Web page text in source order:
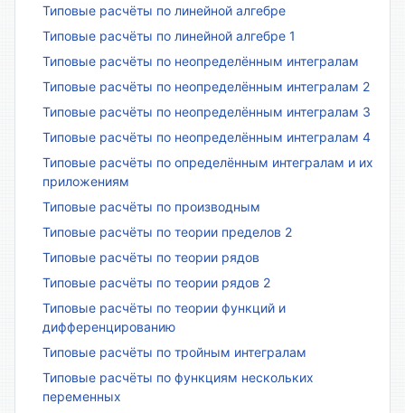
Типовые расчёты по линейной алгебре
Типовые расчёты по линейной алгебре 1
Типовые расчёты по неопределённым интегралам
Типовые расчёты по неопределённым интегралам 2
Типовые расчёты по неопределённым интегралам 3
Типовые расчёты по неопределённым интегралам 4
Типовые расчёты по определённым интегралам и их
приложениям
Типовые расчёты по производным
Типовые расчёты по теории пределов 2
Типовые расчёты по теории рядов
Типовые расчёты по теории рядов 2
Типовые расчёты по теории функций и
дифференцированию
Типовые расчёты по тройным интегралам
Типовые расчёты по функциям нескольких
переменных